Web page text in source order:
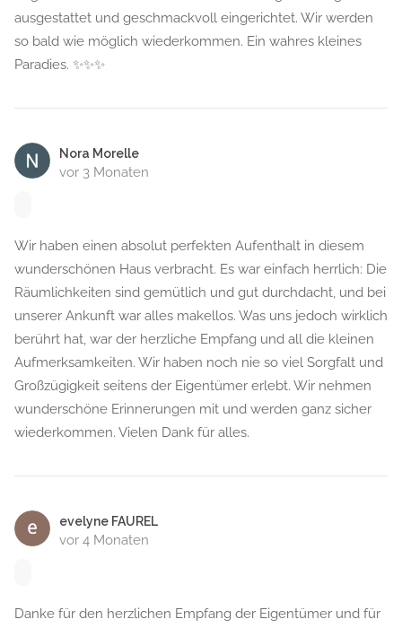
ausgestattet und geschmackvoll eingerichtet. Wir werden
so bald wie möglich wiederkommen. Ein wahres kleines
Paradies. ✨️✨️✨️
Nora Morelle
vor 3 Monaten
Wir haben einen absolut perfekten Aufenthalt in diesem
wunderschönen Haus verbracht. Es war einfach herrlich: Die
Räumlichkeiten sind gemütlich und gut durchdacht, und bei
unserer Ankunft war alles makellos. Was uns jedoch wirklich
berührt hat, war der herzliche Empfang und all die kleinen
Aufmerksamkeiten. Wir haben noch nie so viel Sorgfalt und
Großzügigkeit seitens der Eigentümer erlebt. Wir nehmen
wunderschöne Erinnerungen mit und werden ganz sicher
wiederkommen. Vielen Dank für alles.
evelyne FAUREL
vor 4 Monaten
Danke für den herzlichen Empfang der Eigentümer und für